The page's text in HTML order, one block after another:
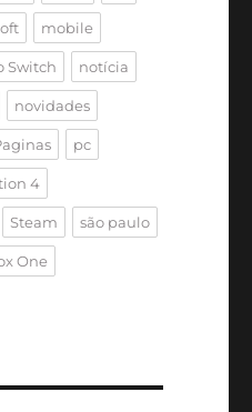
mobile
Switch notícia
novidades
pc
4
Steam são paulo
One